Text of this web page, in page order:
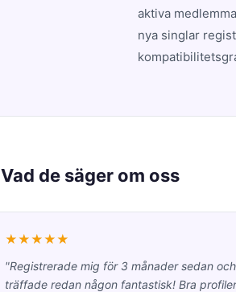
aktiva
nya singlar
Vad de säger om oss
★★★★★
"Registrerade mig för 3 månader sedan och
träffade redan någon fantastisk! Bra profiler